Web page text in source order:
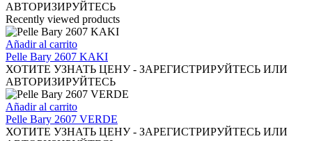
elegir
en
la
de
producto
múltiples
variantes.
Las
se
pueden
elegir
en
página
de
АВТОРИЗИРУЙТЕСЬ
Recently viewed products
Añadir al carrito
Pelle Bary 2607 KAKI
ХОТИТЕ УЗНАТЬ ЦЕНУ - ЗАРЕГИСТРИРУЙТЕСЬ ИЛИ
АВТОРИЗИРУЙТЕСЬ
Añadir al carrito
Pelle Bary 2607 VERDE
ХОТИТЕ УЗНАТЬ ЦЕНУ - ЗАРЕГИСТРИРУЙТЕСЬ ИЛИ